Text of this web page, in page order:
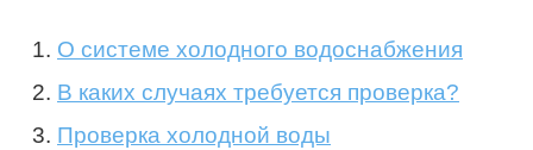
О системе холодного водоснабжения
В каких случаях требуется проверка?
Проверка холодной воды